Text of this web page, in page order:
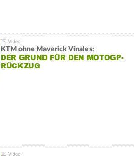
KTM ohne Maverick Vinales:
DER GRUND FÜR DEN MOTOGP-
RÜCKZUG